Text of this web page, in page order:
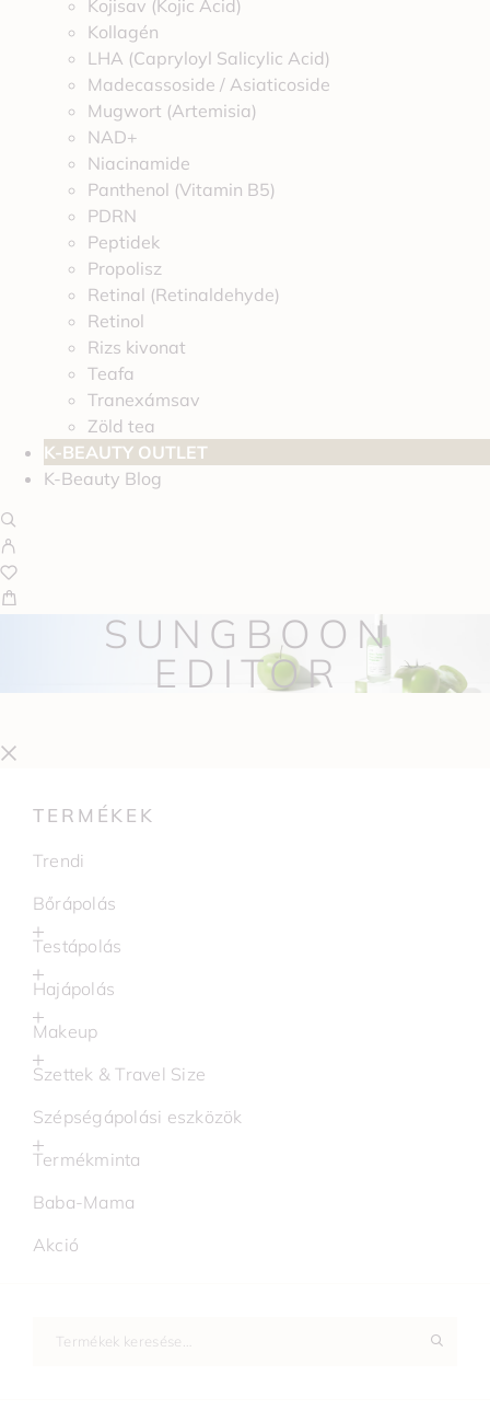
Kojisav (Kojic Acid)
Kollagén
LHA (Capryloyl Salicylic Acid)
Madecassoside / Asiaticoside
Mugwort (Artemisia)
NAD+
Niacinamide
Panthenol (Vitamin B5)
PDRN
Peptidek
Propolisz
Retinal (Retinaldehyde)
Retinol
Rizs kivonat
Teafa
Tranexámsav
Zöld tea
K-BEAUTY OUTLET
K-Beauty Blog
SUNGBOON
EDITOR
TERMÉKEK
Trendi
Bőrápolás
Testápolás
Hajápolás
Makeup
Szettek & Travel Size
Szépségápolási eszközök
Termékminta
Baba-Mama
Akció